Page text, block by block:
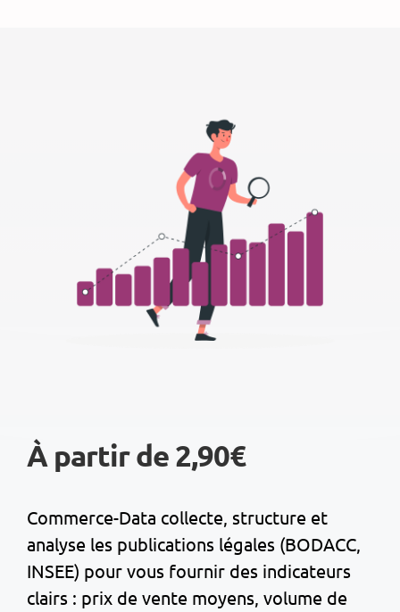
À partir de 2,90€
Commerce-Data collecte, structure et
analyse les publications légales (BODACC,
INSEE) pour vous fournir des indicateurs
clairs : prix de vente moyens, volume de